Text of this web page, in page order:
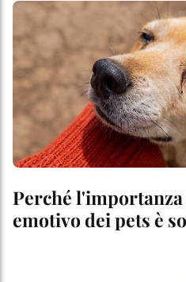
Perché l'importanza
emotivo dei pets è